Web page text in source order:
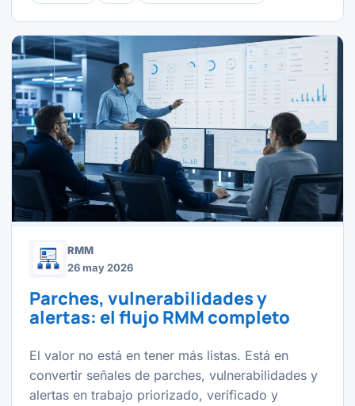
RMM
26 may 2026
Parches, vulnerabilidades y
alertas: el flujo RMM completo
El valor no está en tener más listas. Está en
convertir señales de parches, vulnerabilidades y
alertas en trabajo priorizado, verificado y